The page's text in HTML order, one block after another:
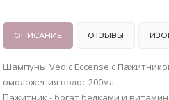
ОПИСАНИЕ ОТЗЫВЫ
Шампунь Vedic Eccense с
омоложения волос 200мл.
Пажитник - богат белками и